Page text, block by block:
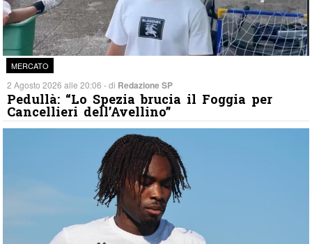
MERCATO
2 Agosto 2026 alle 20:06 - di Redazione SP
Pedullà: “Lo Spezia brucia il Foggia per
Cancellieri dell’Avellino”